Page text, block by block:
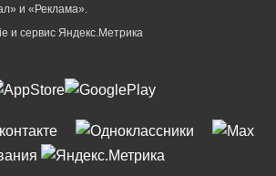
и «Реклама».
и сервиc Яндекс.Метрика